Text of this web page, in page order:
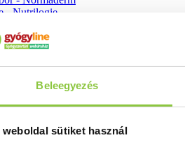
Beleegyezés
weboldal sütiket használ
- Nutrilogie